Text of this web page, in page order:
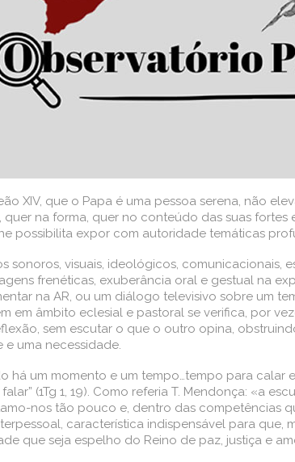
XIV, que o Papa é uma pessoa serena, não
na forma, quer no conteúdo das suas
possibilita expor com autoridade temáticas
sonoros, visuais, ideológicos,
frenéticas, exuberância oral e gestual na
na AR, ou um diálogo televisivo sobre um
em âmbito eclesial e pastoral se verifica, por
sem escutar o que o outro opina,
uma necessidade.
há um momento e um tempo…tempo para calar
(1Tg 1, 19). Como referia T. Mendonça: «a
nos tão pouco e, dentro das competências
característica indispensável para que,
que seja espelho do Reino de paz, justiça e